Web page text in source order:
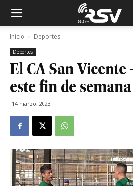
Inicio Deportes
Deportes
El CA San Vicente
este fin de
14 marzo, 2023